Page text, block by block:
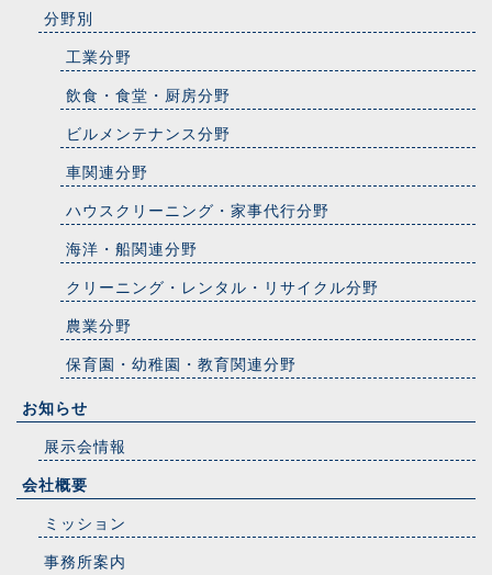
分野別
工業分野
飲食・食堂・厨房分野
ビルメンテナンス分野
車関連分野
ハウスクリーニング・家事代行分野
海洋・船関連分野
クリーニング・レンタル・リサイクル分野
農業分野
保育園・幼稚園・教育関連分野
お知らせ
展示会情報
会社概要
ミッション
事務所案内